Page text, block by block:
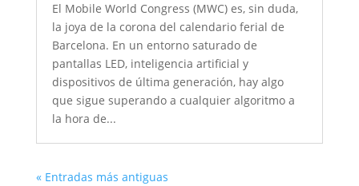
El Mobile World Congress (MWC) es, sin duda,
la joya de la corona del calendario ferial de
Barcelona. En un entorno saturado de
pantallas LED, inteligencia artificial y
dispositivos de última generación, hay algo
que sigue superando a cualquier algoritmo a
la hora de...
« Entradas más antiguas